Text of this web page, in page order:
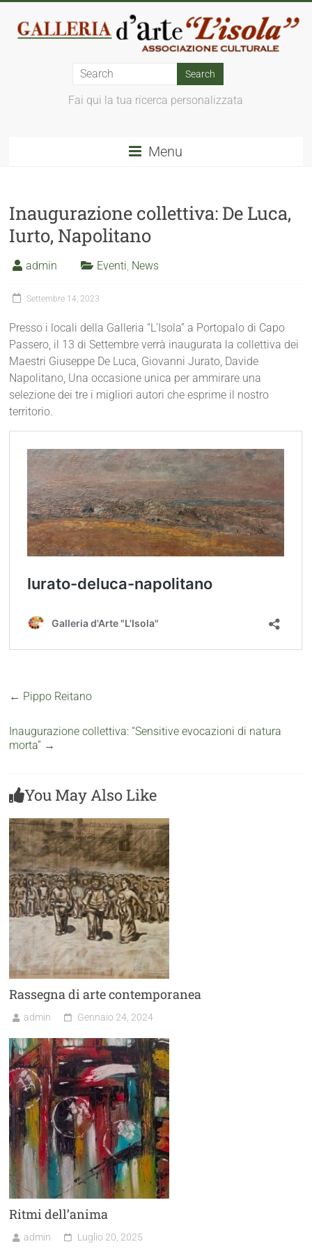
Fai qui la tua ricerca personalizzata
Menu
Inaugurazione collettiva: De Luca,
Iurto, Napolitano
admin Eventi News
Settembre 14, 2023
Presso i locali della Galleria “L’Isola” a Portopalo di Capo
Passero, il 13 di Settembre verrà inaugurata la collettiva dei
Maestri Giuseppe De Luca, Giovanni Jurato, Davide
Napolitano, Una occasione unica per ammirare una
selezione dei tre i migliori autori che esprime il nostro
territorio.
← Pippo Reitano
Inaugurazione collettiva: “Sensitive evocazioni di natura
morta” →
You May Also Like
Rassegna di arte contemporanea
admin Gennaio 24, 2024
Ritmi dell’anima
admin Luglio 20, 2025